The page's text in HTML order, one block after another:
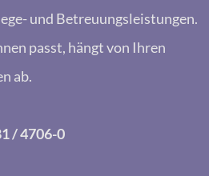
und Betreuungsleistungen.
passt, hängt von Ihren
ab.
/ 4706-0